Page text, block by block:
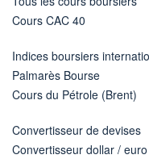
Cours CAC 40
Indices boursiers
Palmarès Bourse
Cours du Pétrole (Brent)
Convertisseur de devises
Convertisseur dollar / euro